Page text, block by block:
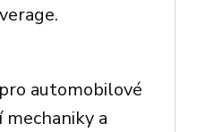
automobilové
a